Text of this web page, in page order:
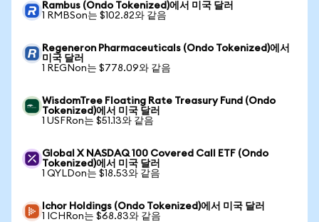
Rambus (Ondo Tokenized)에서 미국 달러
1 RMBSon는 $102.82와 같음
Regeneron Pharmaceuticals (Ondo Tokenized)에서
미국 달러
1 REGNon는 $778.09와 같음
WisdomTree Floating Rate Treasury Fund (Ondo
Tokenized)에서 미국 달러
1 USFRon는 $51.13와 같음
Global X NASDAQ 100 Covered Call ETF (Ondo
Tokenized)에서 미국 달러
1 QYLDon는 $18.53와 같음
Ichor Holdings (Ondo Tokenized)에서 미국 달러
1 ICHRon는 $68.83와 같음